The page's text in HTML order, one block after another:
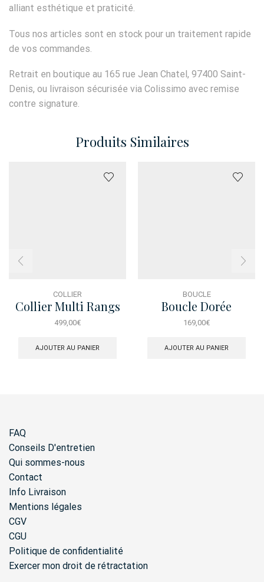
alliant esthétique et praticité.
Tous nos articles sont en stock pour un traitement rapide
de vos commandes.
Retrait en boutique au 165 rue Jean Chatel, 97400 Saint-
Denis, ou livraison sécurisée via Colissimo avec remise
contre signature.
Produits Similaires
COLLIER
Collier Multi Rangs
Pavé
499,00€
AJOUTER AU PANIER
BOUCLE
Boucle Dorée
Dormeuse Perle
169,00€
AJOUTER AU PANIER
FAQ
Conseils D'entretien
Qui sommes-nous
Contact
Info Livraison
Mentions légales
CGV
CGU
Politique de confidentialité
Exercer mon droit de rétractation